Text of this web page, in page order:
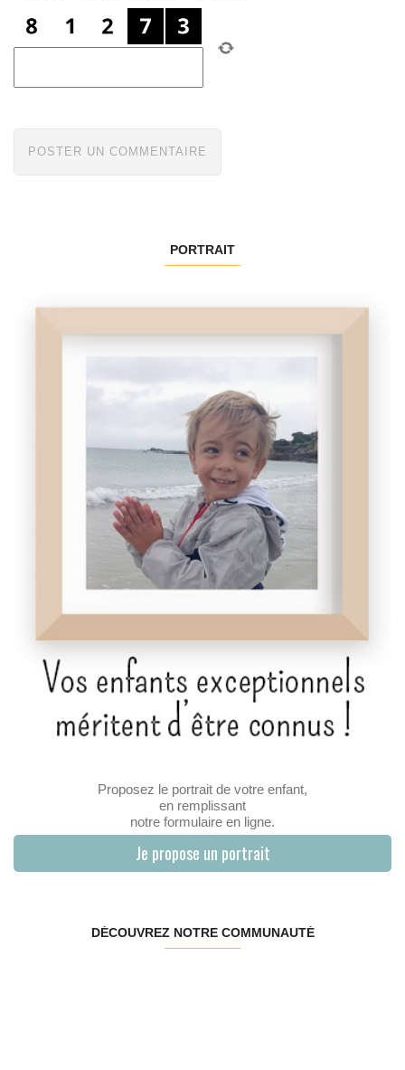
PORTRAIT
Proposez le portrait de votre enfant,
en remplissant
notre formulaire en ligne.
Je propose un portrait
DÉCOUVREZ NOTRE COMMUNAUTÉ